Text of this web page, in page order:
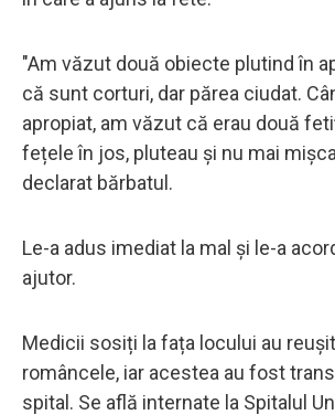
"Am văzut două obiecte plutind în
că sunt corturi, dar părea ciudat.
apropiat, am văzut că erau două
fețele în jos, pluteau și nu mai
declarat bărbatul.
Le-a adus imediat la mal și le-a
ajutor.
Medicii sosiți la fața locului au
româncele, iar acestea au fost
spital. Se află internate la Spitalul